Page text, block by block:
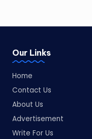
Our Links
Home
Contact Us
About Us
Advertisement
Write For Us